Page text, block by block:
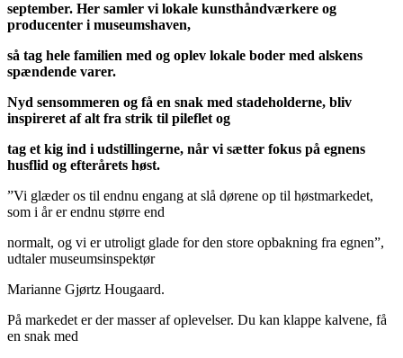
september. Her samler vi lokale kunsthåndværkere og
producenter i museumshaven,
så tag hele familien med og oplev lokale boder med alskens
spændende varer.
Nyd sensommeren og få en snak med stadeholderne, bliv
inspireret af alt fra strik til pileflet og
tag et kig ind i udstillingerne, når vi sætter fokus på egnens
husflid og efterårets høst.
”Vi glæder os til endnu engang at slå dørene op til høstmarkedet,
som i år er endnu større end
normalt, og vi er utroligt glade for den store opbakning fra egnen”,
udtaler museumsinspektør
Marianne Gjørtz Hougaard.
På markedet er der masser af oplevelser. Du kan klappe kalvene, få
en snak med